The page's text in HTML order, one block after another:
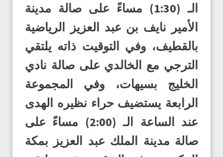
الـ (1:30) مساءً على صالة مدينة
الأمير نايف بن عبد العزيز الرياضية
بالقطيف، وفي التوقيت ذاته يلتقي
الترجي مع الخالدي على صالة نادي
الخليج بسيهات، وفي المجموعة
الرابعة يستضيف حراء نظيره الهدى
عند الساعة الـ (2:00) مساءً على
صالة مدينة الملك عبد العزيز بمكة